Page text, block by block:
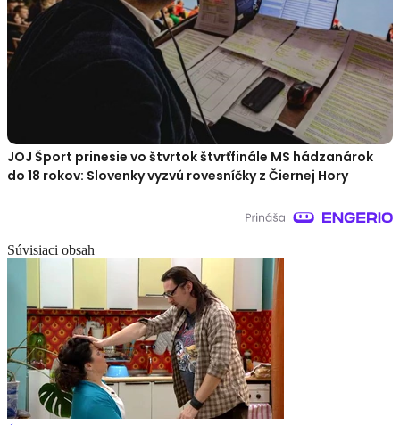
JOJ Šport prinesie vo štvrtok štvrťfinále MS hádzanárok
do 18 rokov: Slovenky vyzvú rovesníčky z Čiernej Hory
Súvisiaci obsah